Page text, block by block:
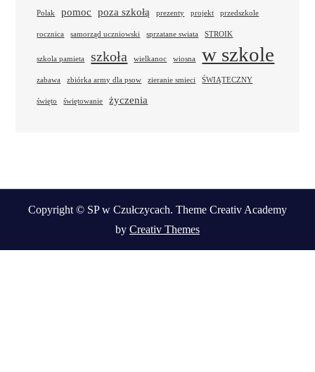
Polak pomoc poza szkołą prezenty projekt przedszkole
rocznica samorząd uczniowski sprzatane swiata STROIK
szkola pamieta szkoła wielkanoc wiosna w szkole
zabawa zbiórka army dla psow zieranie smieci ŚWIĄTECZNY
święto świętowanie życzenia
Copyright © SP w Czułczycach. Theme Creativ Academy
by Creativ Themes